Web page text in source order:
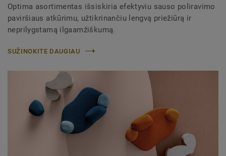
Optima asortimentas išsiskiria efektyviu sauso poliravimo
paviršiaus atkūrimu, užtikrinančiu lengvą priežiūrą ir
neprilygstamą ilgaamžiškumą.​
SUŽINOKITE DAUGIAU